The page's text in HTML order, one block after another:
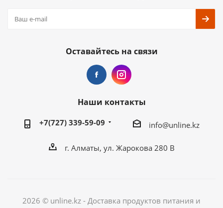
Оставайтесь на связи
Наши контакты
+7(727) 339-59-09 info@unline.kz
г. Алматы, ул. Жарокова 280 В
2026 © unline.kz - Доставка продуктов питания и